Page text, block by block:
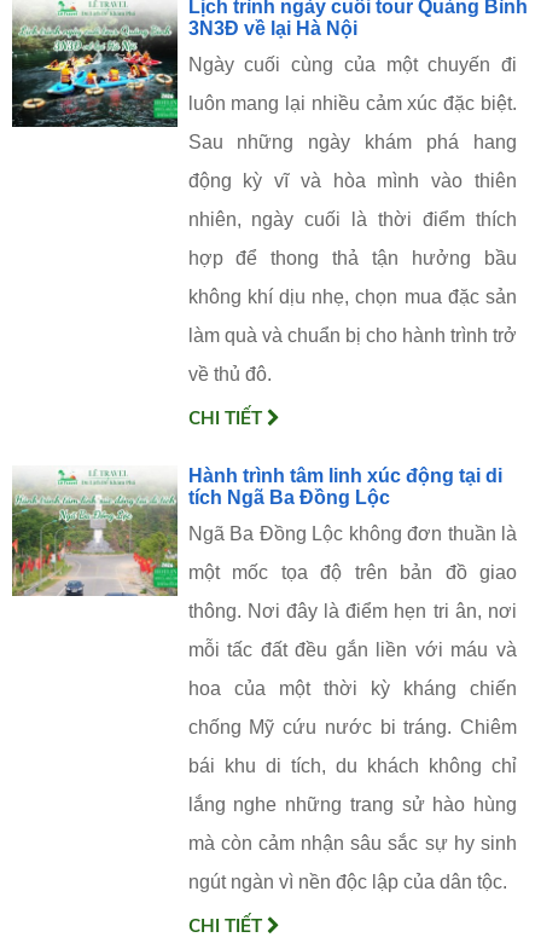
Lịch trình ngày cuối tour Quảng Bình
3N3Đ về lại Hà Nội
Ngày cuối cùng của một chuyến đi
luôn mang lại nhiều cảm xúc đặc biệt.
Sau những ngày khám phá hang
động kỳ vĩ và hòa mình vào thiên
nhiên, ngày cuối là thời điểm thích
hợp để thong thả tận hưởng bầu
không khí dịu nhẹ, chọn mua đặc sản
làm quà và chuẩn bị cho hành trình trở
về thủ đô.
CHI TIẾT
Hành trình tâm linh xúc động tại di
tích Ngã Ba Đồng Lộc
Ngã Ba Đồng Lộc không đơn thuần là
một mốc tọa độ trên bản đồ giao
thông. Nơi đây là điểm hẹn tri ân, nơi
mỗi tấc đất đều gắn liền với máu và
hoa của một thời kỳ kháng chiến
chống Mỹ cứu nước bi tráng. Chiêm
bái khu di tích, du khách không chỉ
lắng nghe những trang sử hào hùng
mà còn cảm nhận sâu sắc sự hy sinh
ngút ngàn vì nền độc lập của dân tộc.
CHI TIẾT